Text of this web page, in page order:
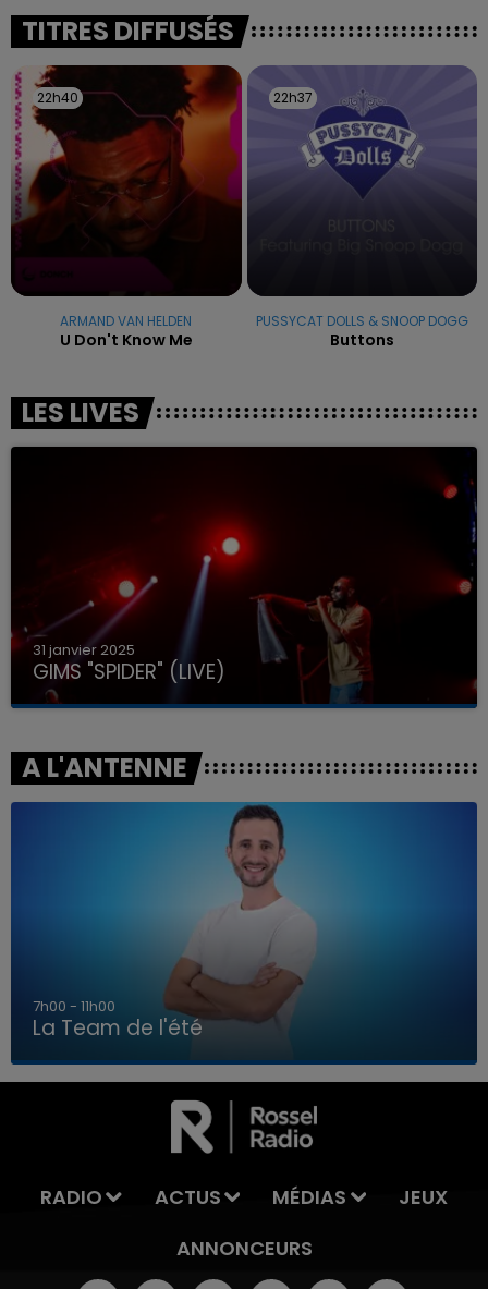
LA TEAM DE L'ÉTÉ
excuses.
TITRES DIFFUSÉS
22h40
22h40
ARMAND VAN HELDEN
U Don't Know Me
22h37
22h37
PUSSYCAT DOLLS & SNOOP DOGG
Buttons
LES LIVES
31 janvier 2025
GIMS "SPIDER" (LIVE)
A L'ANTENNE
7h00 - 11h00
La Team de l'été
RADIO ACTUS MÉDIAS
JEUX
ANNONCEURS